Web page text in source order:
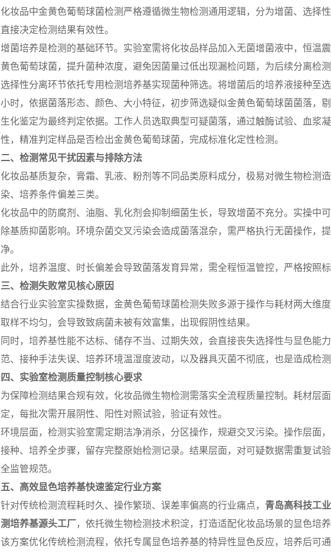
化妆品中金黄色葡萄球菌检测严格遵循微生物检测通用逻辑，分为增菌、选择
直接决定检测结果有效性。
增菌培养是检测的基础环节。实验室需将化妆品样品加入无菌增菌液中，恒温
黄色葡萄球菌，提升菌种浓度，避免因菌量过低出现漏检问题，为后续分离检测
选择性分离环节依托专用检测培养基实现菌种筛选。将增菌后的培养液接种至
小时，依据菌落形态、颜色、大小特征，初步筛选疑似金黄色葡萄球菌菌落，剔
生化鉴定为最终判定依据。工作人员选取典型可疑菌落，通过触酶试验、血浆
性，精准判定样品是否检出金黄色葡萄球菌，完成标准化定性检测。
二、检测常见干扰因素与排除方法
化妆品基质复杂，膏霜、乳液、粉剂等不同品类原料成分，极易对微生物检测
染、培养条件偏差三类。
化妆品中的防腐剂、油脂、乳化剂会抑制细菌生长，导致增菌不充分。实操中
除基质抑菌影响。环境杂菌交叉污染会造成菌落混杂，需严格执行无菌操作，
净。
此外，培养温度、时长偏差会导致菌落发育异常，需全程恒温管控，严格按照
三、检测失败常见核心原因
结合行业实验室实操数据，金黄色葡萄球菌检测失败多源于操作与耗材两大维
取样不均匀，会导致致病菌未被有效富集，出现假阴性结果。
同时，培养基性能不达标、储存不当、过期失效，会直接丧失选择性与显色能
范、接种手法失误、培养环境温湿度波动，以及器具灭菌不彻底，也是造成检
四、实验室检测质量控制核心要求
为保障检测结果合规有效，化妆品微生物检测需落实全流程质量控制。耗材层
定，每批次需开展阴性、阳性对照试验，验证有效性。
环境层面，检测实验室需定期洁净消杀，分区操作，规避交叉污染。操作层面
接种、培养全步骤，留存完整原始检测记录。结果层面，对可疑数据需重复试
全监管规范。
五、高效显色培养基快速鉴定行业方案
针对传统检测流程耗时久、操作繁琐、误差率偏高的行业痛点， 青岛高科技工
测培养基源头工厂，依托微生物检测技术积淀，打造适配化妆品场景的显色培养
该方案优化传统检测流程，依托专属显色培养基的特异性显色反应，培养后可